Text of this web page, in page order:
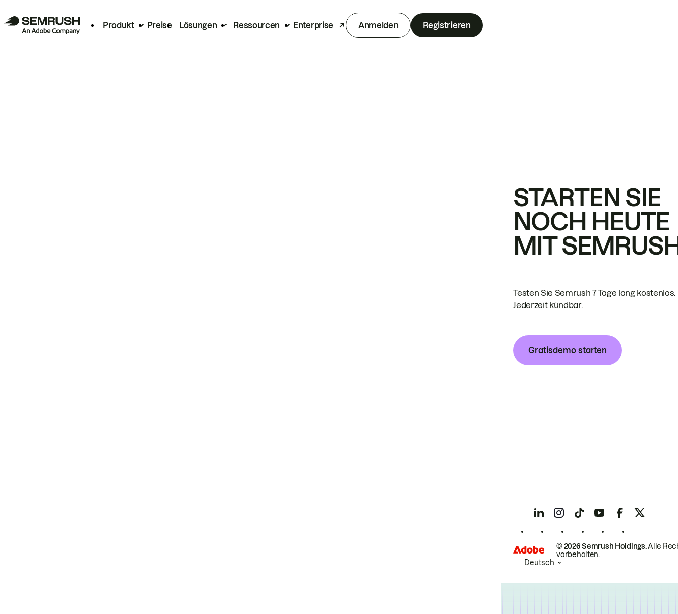
Produkt Preise Lösungen Ressourcen Enterprise Anmelden Registrieren
STARTEN SIE
NOCH HEUTE
MIT
Testen Sie Semrush 7 Tage lang kostenlos.
Jederzeit kündbar.
Gratisdemo starten
© 2026 Semrush Holdings.Alle
vorbehalten.
Deutsch